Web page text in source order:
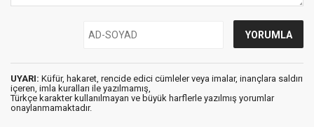
UYARI: Küfür, hakaret, rencide edici cümleler veya imalar, inançlara saldırı
içeren, imla kuralları ile yazılmamış,
Türkçe karakter kullanılmayan ve büyük harflerle yazılmış yorumlar
onaylanmamaktadır.